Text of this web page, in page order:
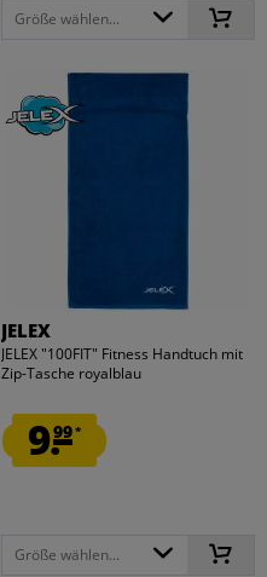
Größe wählen...
JELEX
JELEX "100FIT" Fitness Handtuch mit
Zip-Tasche royalblau
9.99*
Größe wählen...